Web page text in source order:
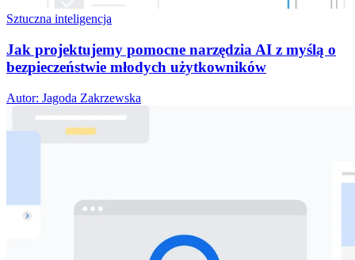
Sztuczna inteligencja
Jak projektujemy pomocne narzędzia AI z myślą o
bezpieczeństwie młodych użytkowników
Autor: Jagoda Zakrzewska